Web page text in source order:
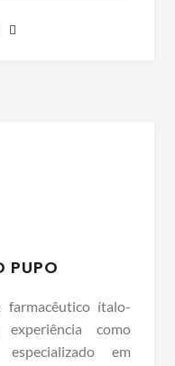
PUPO
ítalo-
como
em